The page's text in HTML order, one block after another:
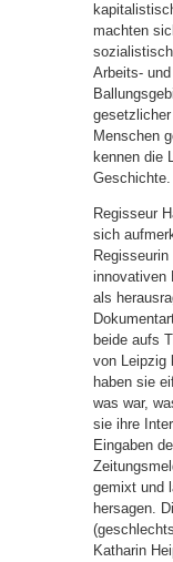
machten
Arbeits-
Menschen
kennen die
Regisseur
sich
innovativen
als
beide aufs
von Leipzig
haben sie
was war,
sie ihre
Eingaben
gemixt und
hersagen.
Katharin